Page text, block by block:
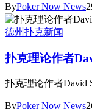
ByPoker Now News
德州扑克新闻
扑克理论作者
扑克理论作者David
ByPoker Now News